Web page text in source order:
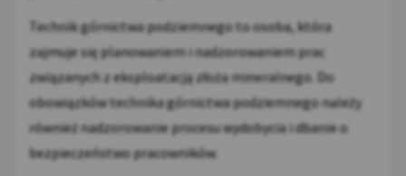
Technik górnictwa podziemnego to osoba, która
zajmuje się planowaniem i nadzorowaniem prac
związanych z eksploatacją złoża mineralnego. Do
obowiązków technika górnictwa podziemnego należy
również nadzorowanie procesu wydobycia i dbanie o
bezpieczeństwo pracowników.